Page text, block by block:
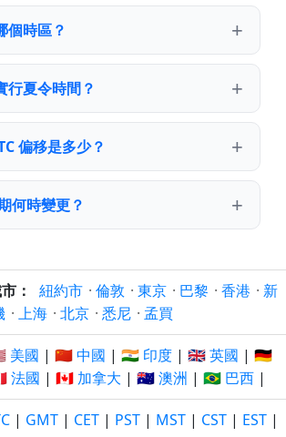
個時區？
行夏令時間？
偏移是多少？
何時變更？
： 紐約市 · 倫敦 · 東京 · 巴黎 · 香港 · 新
· 上海 · 北京 · 悉尼 · 孟買
美國 | 🇨🇳 中國 | 🇮🇳 印度 | 🇬🇧 英國 | 🇩🇪
法國 | 🇨🇦 加拿大 | 🇦🇺 澳洲 | 🇧🇷 巴西 |
| GMT | CET | PST | MST | CST | EST |